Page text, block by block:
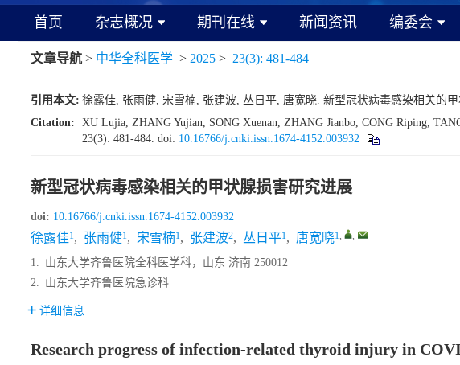
首页 杂志概况 期刊在线 新闻资讯 编委会
文章导航 > 中华全科医学 > 2025 > 23(3): 481-484
引用本文: 徐露佳, 张雨健, 宋雪楠, 张建波, 丛日平, 唐宽晓. 新型冠状病毒感染相关的
Citation:
XU Lujia, ZHANG Yujian, SONG Xuenan, ZHANG Jianbo, CONG Riping,
23(3): 481-484. doi: 10.16766/j.cnki.issn.1674-4152.003932
新型冠状病毒感染相关的甲状腺损害研究进展
doi: 10.16766/j.cnki.issn.1674-4152.003932
徐露佳1, 张雨健1, 宋雪楠1, 张建波2, 丛日平1, 唐宽晓1, ,
1. 山东大学齐鲁医院全科医学科，山东 济南 250012
2. 山东大学齐鲁医院急诊科
详细信息
Research progress of infection-related thyroid injury in